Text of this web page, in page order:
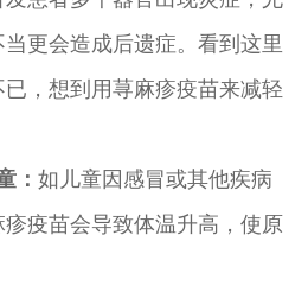
更会造成后遗症。看到这里
，想到用荨麻疹疫苗来减轻
： 如儿童因感冒或其他疾病
疫苗会导致体温升高，使原